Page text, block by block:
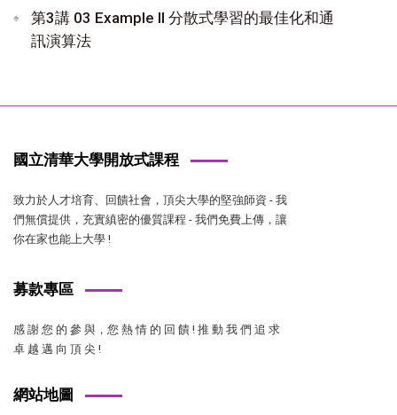
第3講 03 Example II 分散式學習的最佳化和通
訊演算法
國立清華大學開放式課程
致力於人才培育、回饋社會，頂尖大學的堅強師資 - 我
們無償提供，充實縝密的優質課程 - 我們免費上傳，讓
你在家也能上大學 !
募款專區
感 謝 您 的 參 與，您 熱 情 的 回 饋 ! 推 動 我 們 追 求
卓 越 邁 向 頂 尖 !
網站地圖